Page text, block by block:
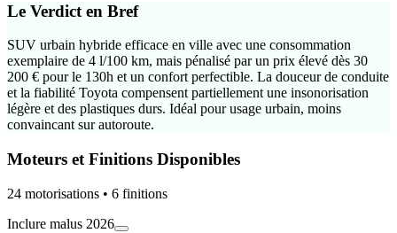
Le Verdict en Bref
SUV urbain hybride efficace en ville avec une consommation
exemplaire de 4 l/100 km, mais pénalisé par un prix élevé dès 30
200 € pour le 130h et un confort perfectible. La douceur de conduite
et la fiabilité Toyota compensent partiellement une insonorisation
légère et des plastiques durs. Idéal pour usage urbain, moins
convaincant sur autoroute.
Moteurs et Finitions Disponibles
24 motorisations • 6 finitions
Inclure malus 2026